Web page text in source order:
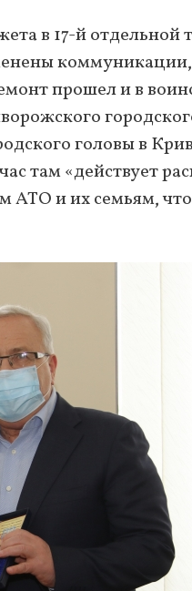
в 17-й отдельной
прошел и в
головы в
там «действует
и их семьям,